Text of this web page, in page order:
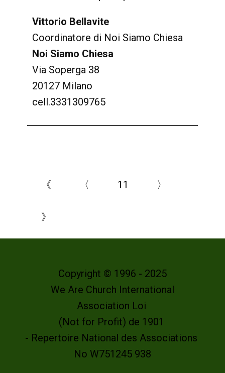
Vittorio Bellavite
Coordinatore di Noi Siamo Chiesa
Noi Siamo Chiesa
Via Soperga 38
20127 Milano
cell.3331309765
《 〈 11 〉
》
Copyright © 1996 - 2025
We Are Church International
Association Loi
(Not for Profit) de 1901
- Repertoire National des Associations
No W751245 938